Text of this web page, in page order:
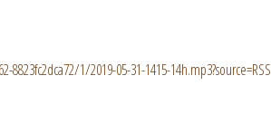
1/2019-05-31-1415-14h.mp3?source=RSS